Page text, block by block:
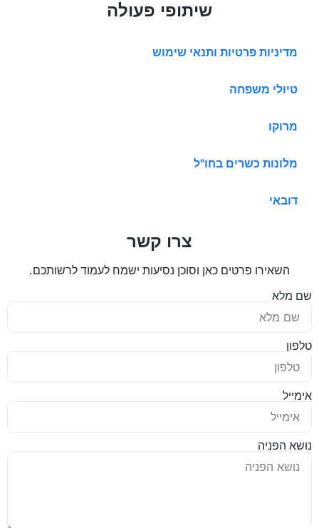
שיתופי פעולה
מדיניות פרטיות ותנאי שימוש
טיולי משפחה
מרוקו
מלונות כשרים בחו"ל
דובאי
צרו קשר
השאירו פרטים כאן וסוכן נסיעות ישמח לעמוד לרשותכם.
שם מלא
טלפון
אימייל
נושא הפניה